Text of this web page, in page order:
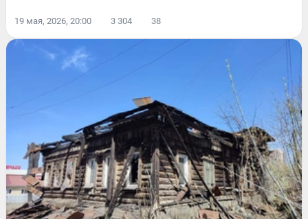
19 мая, 2026, 20:00 3 304 38